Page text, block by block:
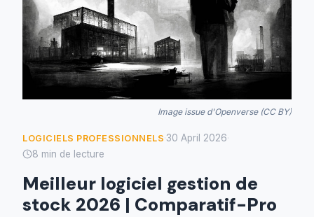
LOGICIELS PROFESSIONNELS·30 April 2026·
8 min de lecture
Meilleur logiciel gestion de
stock 2026 | Comparatif-Pro
Image issue d'Openverse (CC BY)